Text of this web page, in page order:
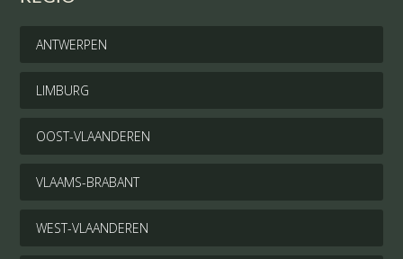
ANTWERPEN
LIMBURG
OOST-VLAANDEREN
VLAAMS-BRABANT
WEST-VLAANDEREN